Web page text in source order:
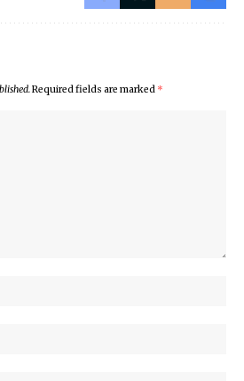
Required fields are marked *